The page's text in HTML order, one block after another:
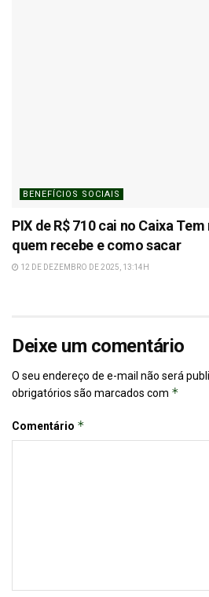
BENEFÍCIOS SOCIAIS
PIX de R$ 710 cai no Caixa
quem recebe e como sacar
12 DE DEZEMBRO DE 2025, 13:14H
Deixe um comentário
O seu endereço de e-mail não será
obrigatórios são marcados com *
Comentário *